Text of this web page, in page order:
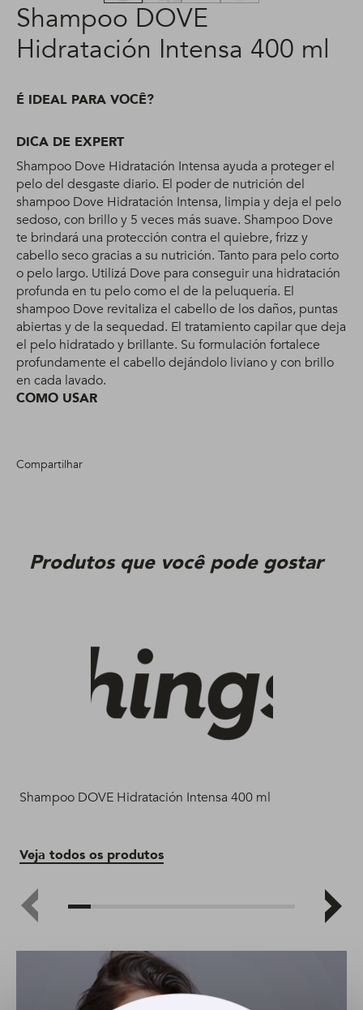
Shampoo DOVE
Hidratación Intensa 400 ml
É IDEAL PARA VOCÊ?
DICA DE EXPERT
Shampoo Dove Hidratación Intensa ayuda a proteger el
pelo del desgaste diario. El poder de nutrición del
shampoo Dove Hidratación Intensa, limpia y deja el pelo
sedoso, con brillo y 5 veces más suave. Shampoo Dove
te brindará una protección contra el quiebre, frizz y
cabello seco gracias a su nutrición. Tanto para pelo corto
o pelo largo. Utilizá Dove para conseguir una hidratación
profunda en tu pelo como el de la peluquería. El
shampoo Dove revitaliza el cabello de los daños, puntas
abiertas y de la sequedad. El tratamiento capilar que deja
el pelo hidratado y brillante. Su formulación fortalece
profundamente el cabello dejándolo liviano y con brillo
en cada lavado.
COMO USAR
Compartilhar
Produtos que você pode gostar
Shampoo DOVE Hidratación Intensa 400 ml
Veja todos os produtos